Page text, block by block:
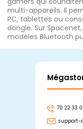
multi-appareils. Il
PC, tablettes ou
dongle. Sur
modèles Bluetooth
70 22 33
support-